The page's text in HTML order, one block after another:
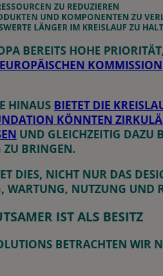
ZU REDUZIEREN
UND KOMPONENTEN ZU
LÄNGER IM KREISLAUF ZU
BEREITS HOHE
KOMMISSION
HINAUS BIETET DIE
KÖNNTEN
UND GLEICHZEITIG DAZU
ZU BRINGEN.
DIES, NICHT NUR DAS
WARTUNG, NUTZUNG UND
IST ALS BESITZ
BETRACHTEN WIR